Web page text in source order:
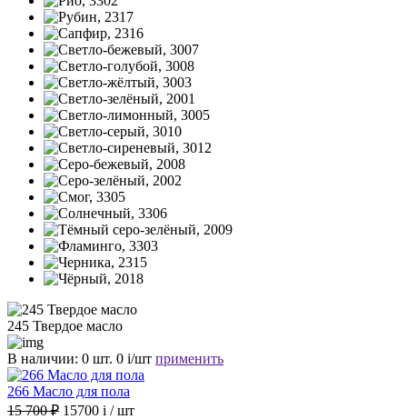
245 Твердое масло
В наличии: 0 шт. 0 i/шт применить
266 Масло для пола
15 700 ₽ 15700 i / шт